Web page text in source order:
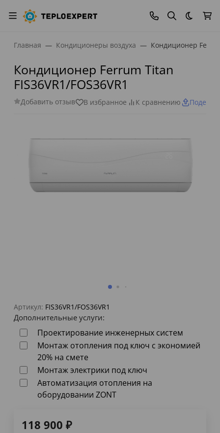
Темная
Главная Кондиционеры воздуха Кондиционер
Кондиционер Ferrum Titan
FIS36VR1/FOS36VR1
Добавить отзыв В избранное К сравнению
Артикул: FIS36VR1/FOS36VR1
Дополнительные услуги:
Проектирование инженерных систем
Монтаж отопления под ключ с экономией
20% на смете
Монтаж электрики под ключ
Автоматизация отопления на
оборудовании ZONT
118 900 ₽